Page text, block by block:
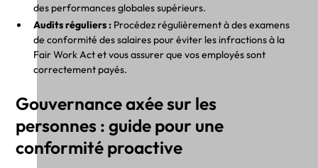
des performances globales supérieurs.
Audits réguliers :Procédez régulièrement à des examens
de conformité des salaires pour éviter les infractions à la
Fair Work Act et vous assurer que vos employés sont
correctement payés.
Gouvernance axée sur les
personnes : guide pour une
conformité proactive